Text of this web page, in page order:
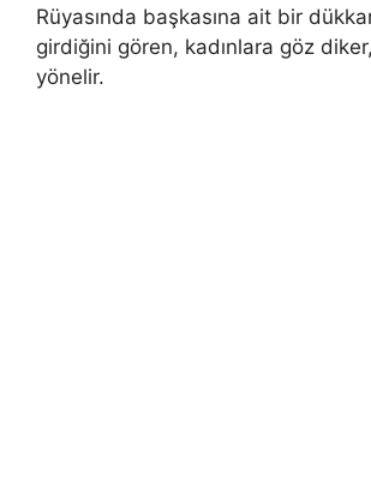
Rüyasında başkasına ait bir
girdiğini gören, kadınlara göz
yönelir.